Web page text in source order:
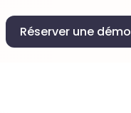
Réserver une démo